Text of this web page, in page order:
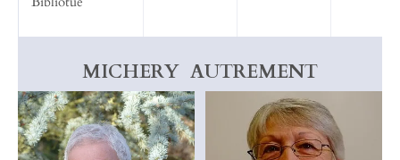
MICHERY AUTREMENT